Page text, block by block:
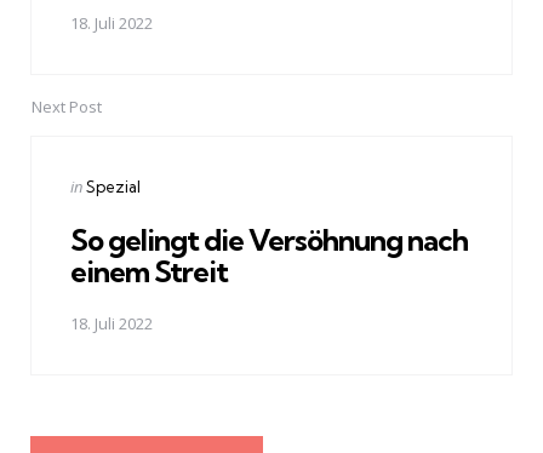
18. Juli 2022
Next Post
Posted
inSpezial
So gelingt die Versöhnung nach
einem Streit
18. Juli 2022